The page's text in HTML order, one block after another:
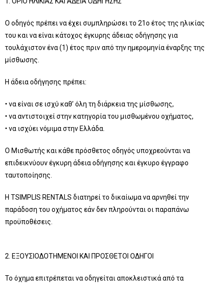
Ο οδηγός πρέπει να έχει συμπληρώσει το 21ο έτος της ηλικίας
του και να είναι κάτοχος έγκυρης άδειας οδήγησης για
τουλάχιστον ένα (1) έτος πριν από την ημερομηνία έναρξης της
μίσθωσης.
Η άδεια οδήγησης πρέπει:
• να είναι σε ισχύ καθ’ όλη τη διάρκεια της μίσθωσης,
• να αντιστοιχεί στην κατηγορία του μισθωμένου οχήματος,
• να ισχύει νόμιμα στην Ελλάδα.
Ο Μισθωτής και κάθε πρόσθετος οδηγός υποχρεούνται να
επιδεικνύουν έγκυρη άδεια οδήγησης και έγκυρο έγγραφο
ταυτοποίησης.
Η TSIMPLIS RENTALS διατηρεί το δικαίωμα να αρνηθεί την
παράδοση του οχήματος εάν δεν πληρούνται οι παραπάνω
προϋποθέσεις.
2. ΕΞΟΥΣΙΟΔΟΤΗΜΕΝΟΙ ΚΑΙ ΠΡΟΣΘΕΤΟΙ ΟΔΗΓΟΙ
Το όχημα επιτρέπεται να οδηγείται αποκλειστικά από τα